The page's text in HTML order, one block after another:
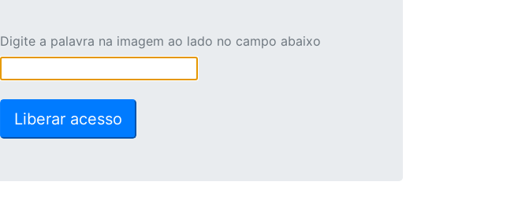
Digite a palavra na imagem ao lado no campo abaixo